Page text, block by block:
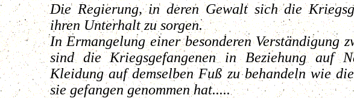
Die Regierung, in deren Gewalt sich die
ihren Unterhalt zu sorgen.
In Ermangelung einer besonderen Verständigung
sind die Kriegsgefangenen in Beziehung auf
Kleidung auf demselben Fuß zu behandeln wie
sie gefangen genommen hat.....